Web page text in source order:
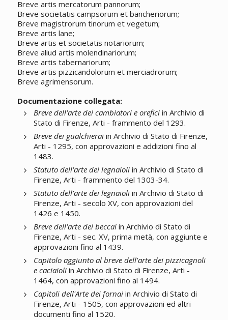
Breve artis mercatorum pannorum;
Breve societatis campsorum et bancheriorum;
Breve magistrorum tinorum et vegetum;
Breve artis lane;
Breve artis et societatis notariorum;
Breve aliud artis molendinariorum;
Breve artis tabernariorum;
Breve artis pizzicandolorum et merciadrorum;
Breve agrimensorum.
Documentazione collegata:
Breve dell'arte dei cambiatori e oreficiin Archivio di
Stato di Firenze, Arti - frammento del 1293.
Breve dei gualchieraiin Archivio di Stato di Firenze,
Arti - 1295, con approvazioni e addizioni fino al
1483.
Statuto dell'arte dei legnaioliin Archivio di Stato di
Firenze, Arti - frammento del 1303-34.
Statuto dell'arte dei legnaioliin Archivio di Stato di
Firenze, Arti - secolo XV, con approvazioni del
1426 e 1450.
Breve dell'arte dei beccaiin Archivio di Stato di
Firenze, Arti - sec. XV, prima metà, con aggiunte e
approvazioni fino al 1439.
Capitolo aggiunto al breve dell'arte dei pizzicagnoli
e caciaioliin Archivio di Stato di Firenze, Arti -
1464, con approvazioni fino al 1494.
Capitoli dell'Arte dei fornaiin Archivio di Stato di
Firenze, Arti - 1505, con approvazioni ed altri
documenti fino al 1520.